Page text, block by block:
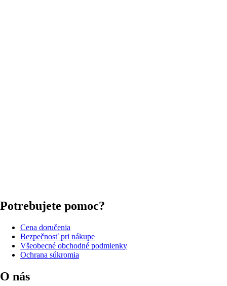
Potrebujete pomoc?
Cena doručenia
Bezpečnosť pri nákupe
Všeobecné obchodné podmienky
Ochrana súkromia
O nás